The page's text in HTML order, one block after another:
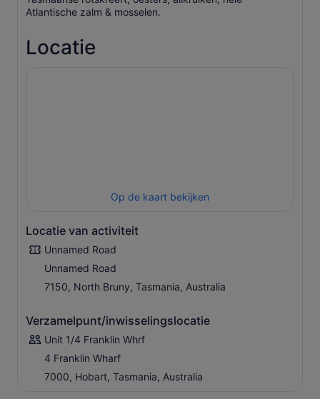
Atlantische zalm & mosselen.
Locatie
Op de kaart bekijken
Locatie van activiteit
Unnamed Road
Unnamed Road
7150, North Bruny, Tasmania, Australia
Verzamelpunt/inwisselingslocatie
Unit 1/4 Franklin Whrf
4 Franklin Wharf
7000, Hobart, Tasmania, Australia